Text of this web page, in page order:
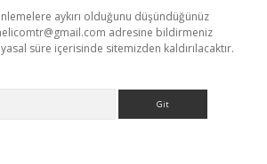
aykırı olduğunu düşündüğünüz
adresine bildirmeniz
süre içerisinde sitemizden kaldırılacaktır.